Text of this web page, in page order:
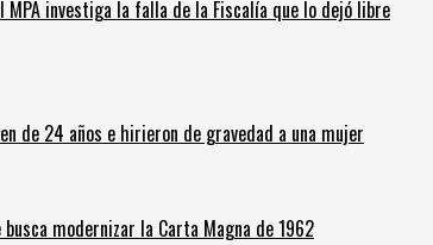
MPA investiga la falla de la Fiscalía que lo dejó libre
de 24 años e hirieron de gravedad a una mujer
modernizar la Carta Magna de 1962